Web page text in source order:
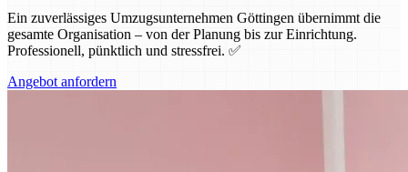
Ein zuverlässiges Umzugsunternehmen Göttingen übernimmt die
gesamte Organisation – von der Planung bis zur Einrichtung.
Professionell, pünktlich und stressfrei. ✅
Angebot anfordern